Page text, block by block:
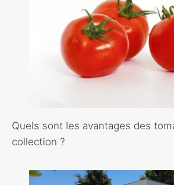
Quels sont les avantages des
collection ?